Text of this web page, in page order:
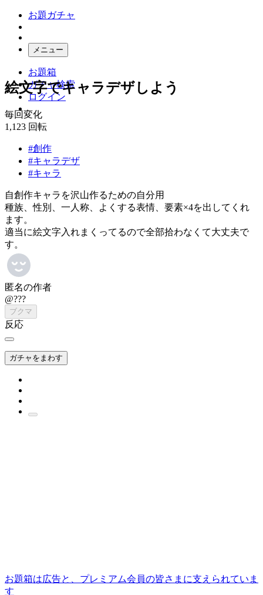
お題ガチャ
メニュー
お題箱
ガチャ検索
ログイン
絵文字でキャラデザしよう
毎回変化
1,123 回転
#創作
#キャラデザ
#キャラ
自創作キャラを沢山作るための自分用
種族、性別、一人称、よくする表情、要素×4を出してくれ
ます。
適当に絵文字入れまくってるので全部拾わなくて大丈夫で
す。
匿名の作者
@???
ブクマ
反応
ガチャをまわす
お題箱は広告と、プレミアム会員の皆さまに支えられていま
す